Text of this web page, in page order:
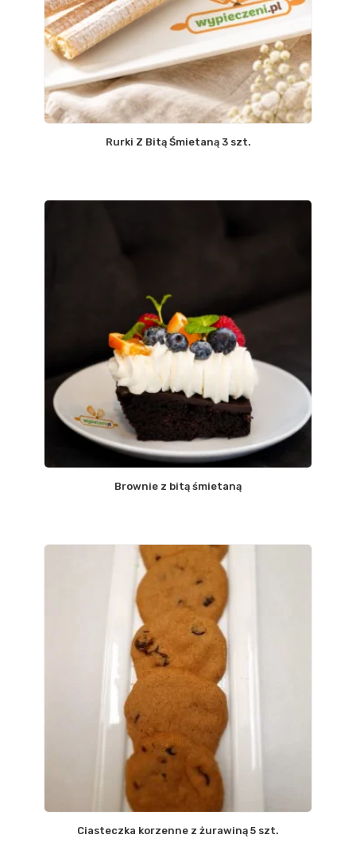
Rurki Z Bitą Śmietaną 3 szt.
Brownie z bitą śmietaną
Ciasteczka korzenne z żurawiną 5 szt.